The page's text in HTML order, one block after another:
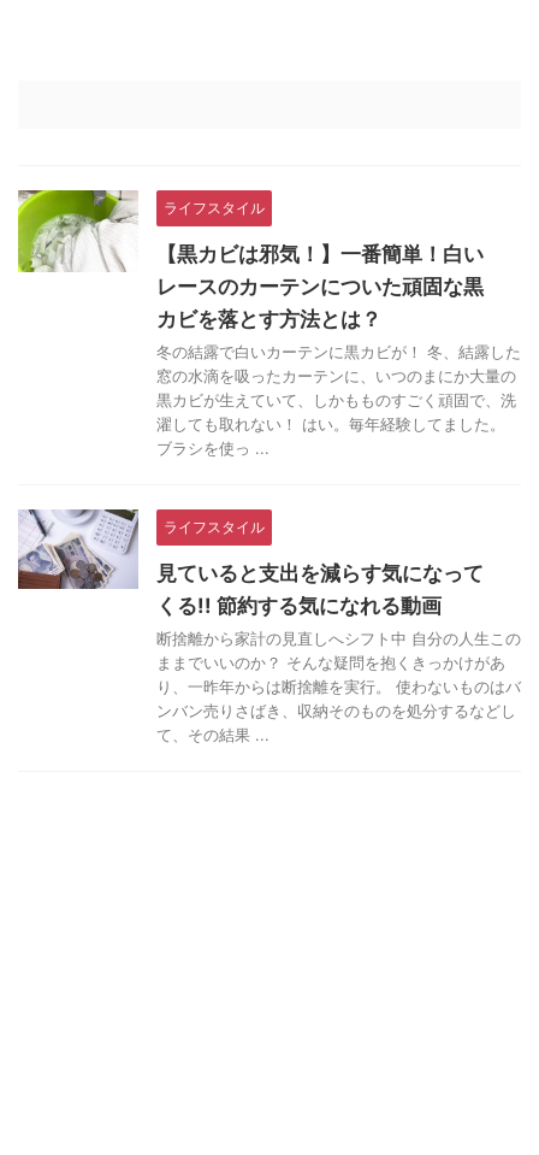
ライフスタイル
【黒カビは邪気！】一番簡単！白い
レースのカーテンについた頑固な黒
カビを落とす方法とは？
冬の結露で白いカーテンに黒カビが！ 冬、結露した
窓の水滴を吸ったカーテンに、いつのまにか大量の
黒カビが生えていて、しかもものすごく頑固で、洗
濯しても取れない！ はい。毎年経験してました。
ブラシを使っ ...
ライフスタイル
見ていると支出を減らす気になって
くる!! 節約する気になれる動画
断捨離から家計の見直しへシフト中 自分の人生この
ままでいいのか？ そんな疑問を抱くきっかけがあ
り、一昨年からは断捨離を実行。 使わないものはバ
ンバン売りさばき、収納そのものを処分するなどし
て、その結果 ...